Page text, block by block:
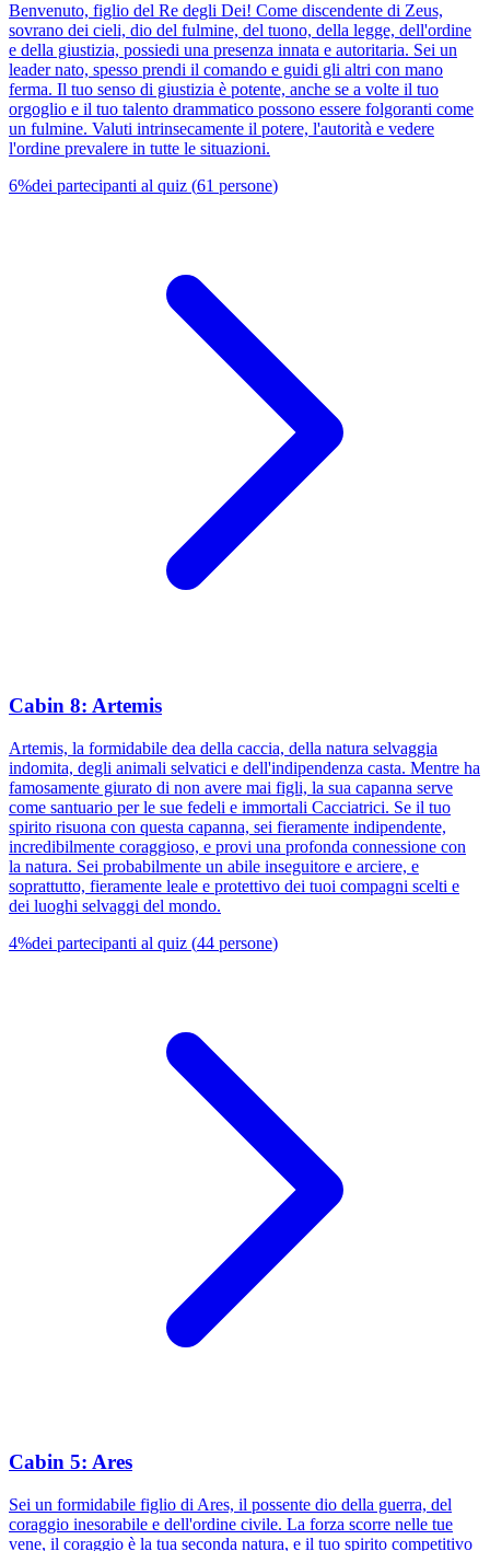
Benvenuto, figlio del Re degli Dei! Come discendente di Zeus,
sovrano dei cieli, dio del fulmine, del tuono, della legge, dell'ordine
e della giustizia, possiedi una presenza innata e autoritaria. Sei un
leader nato, spesso prendi il comando e guidi gli altri con mano
ferma. Il tuo senso di giustizia è potente, anche se a volte il tuo
orgoglio e il tuo talento drammatico possono essere folgoranti come
un fulmine. Valuti intrinsecamente il potere, l'autorità e vedere
l'ordine prevalere in tutte le situazioni.
6%dei partecipanti al quiz (61 persone)
Cabin 8: Artemis
Artemis, la formidabile dea della caccia, della natura selvaggia
indomita, degli animali selvatici e dell'indipendenza casta. Mentre ha
famosamente giurato di non avere mai figli, la sua capanna serve
come santuario per le sue fedeli e immortali Cacciatrici. Se il tuo
spirito risuona con questa capanna, sei fieramente indipendente,
incredibilmente coraggioso, e provi una profonda connessione con
la natura. Sei probabilmente un abile inseguitore e arciere, e
soprattutto, fieramente leale e protettivo dei tuoi compagni scelti e
dei luoghi selvaggi del mondo.
4%dei partecipanti al quiz (44 persone)
Cabin 5: Ares
Sei un formidabile figlio di Ares, il possente dio della guerra, del
coraggio inesorabile e dell'ordine civile. La forza scorre nelle tue
vene, il coraggio è la tua seconda natura, e il tuo spirito competitivo